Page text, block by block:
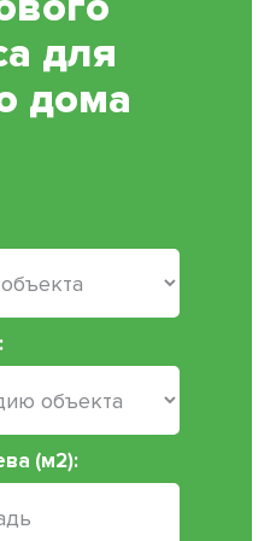
для
дома
(м2):